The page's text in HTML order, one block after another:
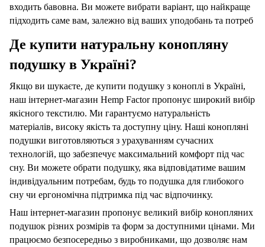
входить бавовна. Ви можете вибрати варіант, що найкраще
підходить саме вам, залежно від ваших уподобань та потреб
Де купити натуральну конопляну
подушку в Україні?
Якщо ви шукаєте, де купити подушку з коноплі в Україні,
наш інтернет-магазин Hemp Factor пропонує широкий вибір
якісного текстилю. Ми гарантуємо натуральність
матеріалів, високу якість та доступну ціну. Наші конопляні
подушки виготовляються з урахуванням сучасних
технологій, що забезпечує максимальний комфорт під час
сну. Ви можете обрати подушку, яка відповідатиме вашим
індивідуальним потребам, будь то подушка для глибокого
сну чи ергономічна підтримка під час відпочинку.
Наш інтернет-магазин пропонує великий вибір конопляних
подушок різних розмірів та форм за доступними цінами. Ми
працюємо безпосередньо з виробниками, що дозволяє нам